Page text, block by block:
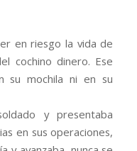
en riesgo la vida de
cochino dinero. Ese
su mochila ni en su
y presentaba
en sus operaciones,